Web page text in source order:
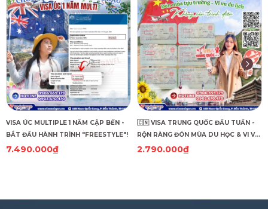
VISA ÚC MULTIPLE 1 NĂM CẬP BẾN -
BẮT ĐẦU HÀNH TRÌNH "FREESTYLE"!
7.490.000₫
🇨🇳 VISA TRUNG QUỐC ĐẦU TUẦN -
RỘN RÀNG ĐÓN MÙA DU HỌC & VI VU
DU LỊCH! 🇨🇳
2.790.000₫